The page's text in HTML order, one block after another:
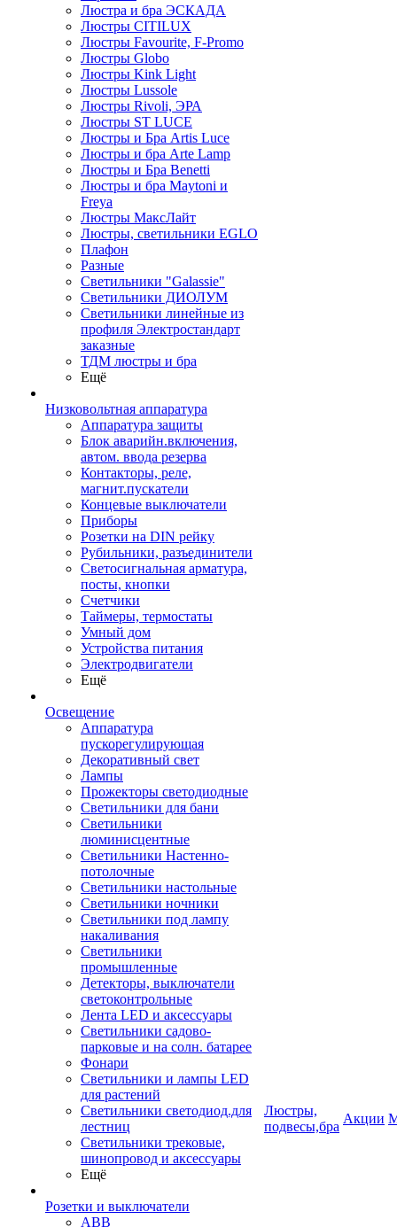
Люстра и бра ЭСКАДА
Люстры CITILUX
Люстры Favourite, F-Promo
Люстры Globo
Люстры Kink Light
Люстры Lussole
Люстры Rivoli, ЭРА
Люстры ST LUCE
Люстры и Бра Artis Luce
Люстры и бра Arte Lamp
Люстры и Бра Benetti
Люстры и бра Maytoni и
Freya
Люстры МаксЛайт
Люстры, светильники EGLO
Плафон
Разные
Светильники "Galassie"
Светильники ДИОЛУМ
Светильники линейные из
профиля Электростандарт
заказные
ТДМ люстры и бра
Ещё
Низковольтная аппаратура
Аппаратура защиты
Блок аварийн.включения,
автом. ввода резерва
Контакторы, реле,
магнит.пускатели
Концевые выключатели
Приборы
Розетки на DIN рейку
Рубильники, разъединители
Светосигнальная арматура,
посты, кнопки
Счетчики
Таймеры, термостаты
Умный дом
Устройства питания
Электродвигатели
Ещё
Освещение
Аппаратура
пускорегулирующая
Декоративный свет
Лампы
Прожекторы светодиодные
Светильники для бани
Светильники
люминисцентные
Светильники Настенно-
потолочные
Светильники настольные
Светильники ночники
Светильники под лампу
накаливания
Светильники
промышленные
Детекторы, выключатели
светоконтрольные
Лента LED и аксессуары
Светильники садово-
парковые и на солн. батарее
Фонари
Светильники и лампы LED
для растений
Светильники светодиод.для
лестниц
Светильники трековые,
шинопровод и аксессуары
Ещё
Розетки и выключатели
ABB
Люстры,
подвесы,бра
Акции